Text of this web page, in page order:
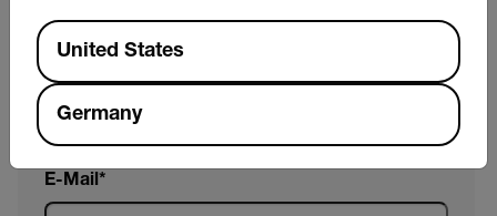
Nachname
E-Mail
Available Locations
United States
Germany